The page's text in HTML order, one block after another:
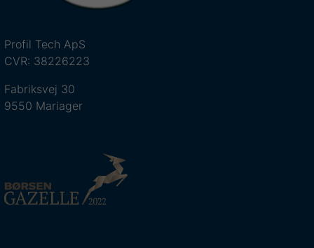
Profil Tech ApS
CVR: 38226223
Fabriksvej 30
9550 Mariager